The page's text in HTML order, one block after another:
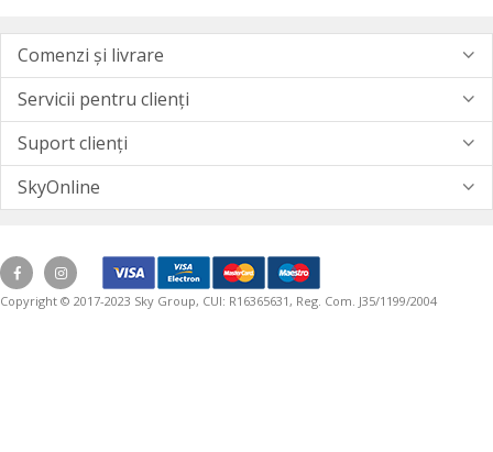
Comenzi și livrare
Servicii pentru clienți
Suport clienți
SkyOnline
Copyright © 2017-2023 Sky Group, CUI: R16365631, Reg. Com. J35/1199/2004